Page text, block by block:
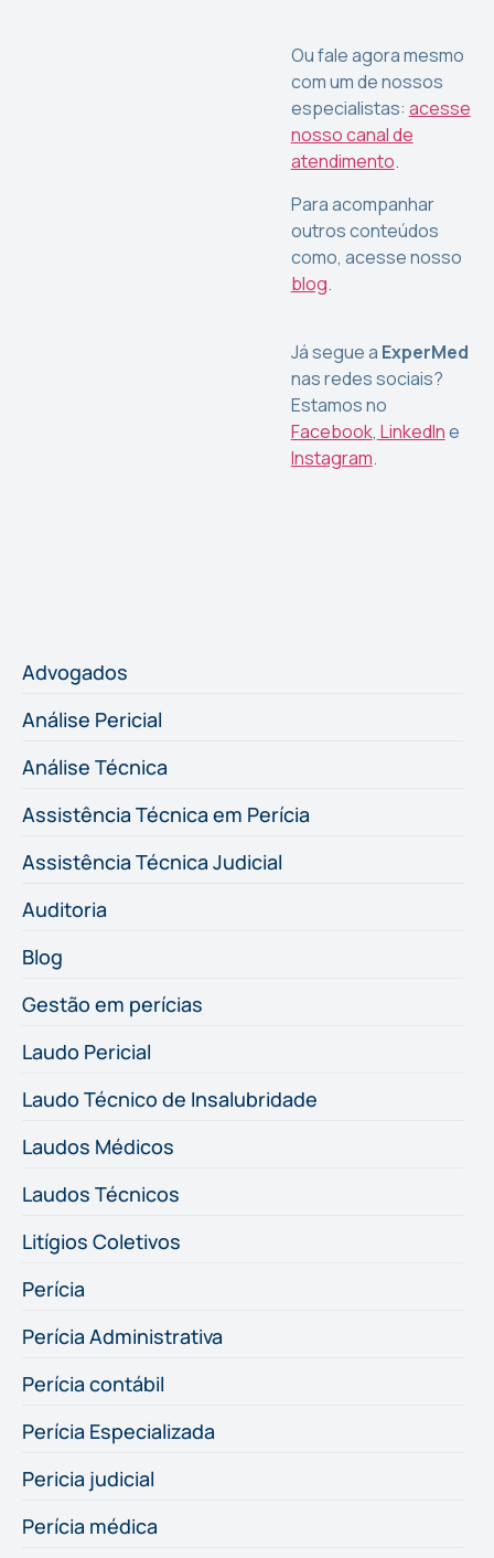
Ou fale agora mesmo
com um de nossos
especialistas: acesse
nosso canal de
atendimento.
Para acompanhar
outros conteúdos
como, acesse nosso
blog.
Já segue a ExperMed
nas redes sociais?
Estamos no
Facebook, LinkedIne
Instagram.
Advogados
Análise Pericial
Análise Técnica
Assistência Técnica em Perícia
Assistência Técnica Judicial
Auditoria
Blog
Gestão em perícias
Laudo Pericial
Laudo Técnico de Insalubridade
Laudos Médicos
Laudos Técnicos
Litígios Coletivos
Perícia
Perícia Administrativa
Perícia contábil
Perícia Especializada
Pericia judicial
Perícia médica